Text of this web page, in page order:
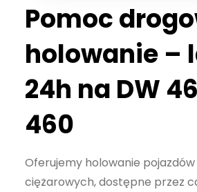
Pomoc
holowanie –
24h na DW
460
Oferujemy holowanie
ciężarowych, dostępne przez